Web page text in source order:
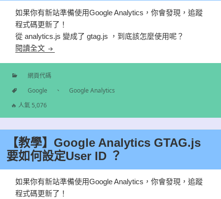
如果你有新站準備使用Google Analytics，你會發現，追蹤
程式碼更新了！
從analytics.js 變成了 gtag.js ，到底該怎麼使用呢？
閱讀全文 【教學】Google Analytics GTAG.js 要如何 自訂維度
分
網頁代碼
標
Google 、
Google Analytics
🔥 人氣 5,076
【教學】Google Analytics GTAG.js
要如何設定User ID ？
如果你有新站準備使用Google Analytics，你會發現，追蹤
程式碼更新了！